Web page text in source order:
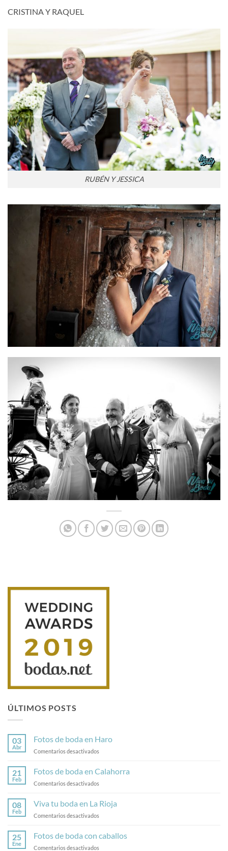
CRISTINA Y RAQUEL
RUBÉN Y JESSICA
ÚLTIMOS POSTS
03
Abr
Fotos de boda en Haro
Comentarios desactivados
de
en
21
Feb
Fotos de boda en Calahorra
Comentarios desactivados
de
boda
en
08
Feb
Viva tu boda en La Rioja
Comentarios desactivados
25
Ene
Fotos de boda con caballos
Comentarios desactivados